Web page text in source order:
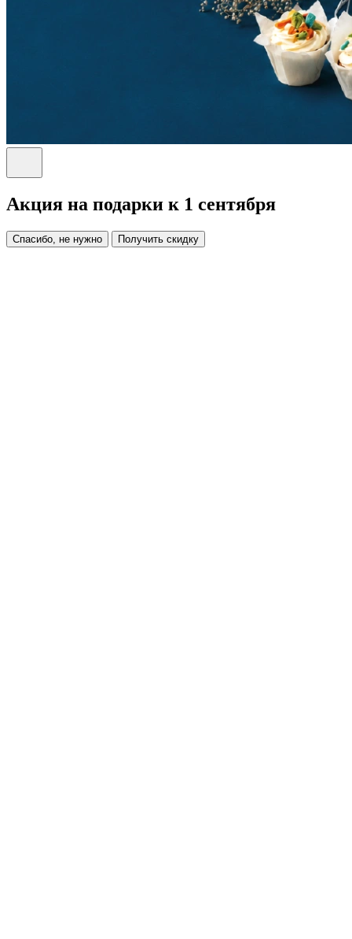
Акция на подарки к 1 сентября
Спасибо, не нужно Получить скидку